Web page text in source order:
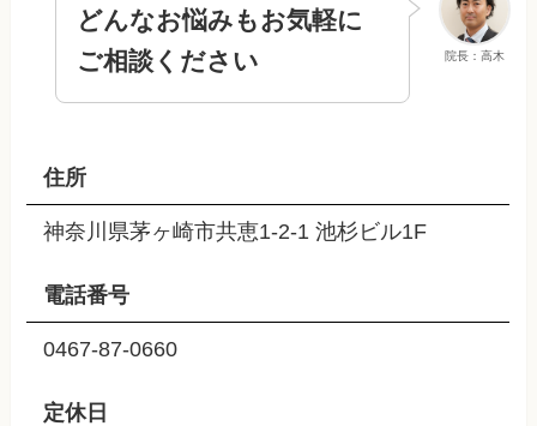
院長：高木
どんなお悩みもお気軽に
ご相談ください
住所
神奈川県茅ヶ崎市共恵1-2-1 池杉ビル1F
電話番号
0467-87-0660
定休日